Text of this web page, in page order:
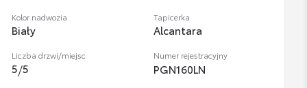
Kolor nadwozia
Biały
Tapicerka
Alcantara
Liczba drzwi/miejsc
5/5
Numer rejestracyjny
PGN160LN